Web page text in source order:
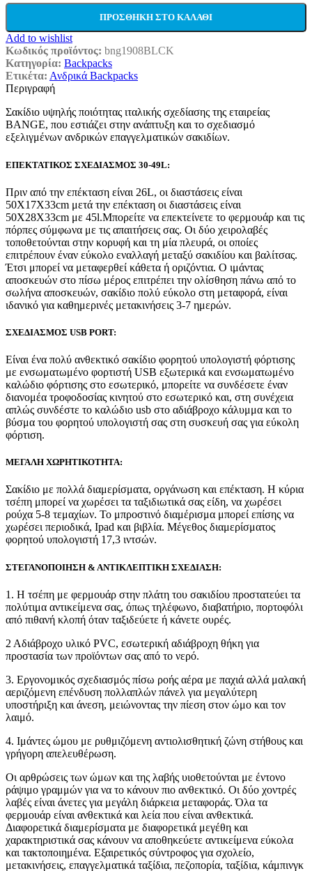
ΠΡΟΣΘΉΚΗ ΣΤΟ ΚΑΛΆΘΙ
Add to wishlist
Κωδικός προϊόντος: bng1908BLCK
Κατηγορία: Backpacks
Ετικέτα: Ανδρικά Backpacks
Περιγραφή
Σακίδιο υψηλής ποιότητας ιταλικής σχεδίασης της εταιρείας
BANGE, που εστιάζει στην ανάπτυξη και το σχεδιασμό
εξελιγμένων ανδρικών επαγγελματικών σακιδίων.
ΕΠΕΚΤΑΤΙΚΟΣ ΣΧΕΔΙΑΣΜΟΣ 30-49L:
Πριν από την επέκταση είναι 26L, οι διαστάσεις είναι
50X17X33cm μετά την επέκταση οι διαστάσεις είναι
50X28X33cm με 45l.Μπορείτε να επεκτείνετε το φερμουάρ και τις
πόρπες σύμφωνα με τις απαιτήσεις σας. Οι δύο χειρολαβές
τοποθετούνται στην κορυφή και τη μία πλευρά, οι οποίες
επιτρέπουν έναν εύκολο εναλλαγή μεταξύ σακιδίου και βαλίτσας.
Έτσι μπορεί να μεταφερθεί κάθετα ή οριζόντια. Ο ιμάντας
αποσκευών στο πίσω μέρος επιτρέπει την ολίσθηση πάνω από το
σωλήνα αποσκευών, σακίδιο πολύ εύκολο στη μεταφορά, είναι
ιδανικό για καθημερινές μετακινήσεις 3-7 ημερών.
ΣΧΕΔΙΑΣΜΟΣ USB PORT:
Είναι ένα πολύ ανθεκτικό σακίδιο φορητού υπολογιστή φόρτισης
με ενσωματωμένο φορτιστή USB εξωτερικά και ενσωματωμένο
καλώδιο φόρτισης στο εσωτερικό, μπορείτε να συνδέσετε έναν
διανομέα τροφοδοσίας κινητού στο εσωτερικό και, στη συνέχεια
απλώς συνδέστε το καλώδιο usb στο αδιάβροχο κάλυμμα και το
βύσμα του φορητού υπολογιστή σας στη συσκευή σας για εύκολη
φόρτιση.
ΜΕΓΑΛΗ ΧΩΡΗΤΙΚΟΤΗΤΑ:
Σακίδιο με πολλά διαμερίσματα, οργάνωση και επέκταση. Η κύρια
τσέπη μπορεί να χωρέσει τα ταξιδιωτικά σας είδη, να χωρέσει
ρούχα 5-8 τεμαχίων. Το μπροστινό διαμέρισμα μπορεί επίσης να
χωρέσει περιοδικά, Ipad και βιβλία. Μέγεθος διαμερίσματος
φορητού υπολογιστή 17,3 ιντσών.
ΣΤΕΓΑΝΟΠΟΙΗΣΗ & ΑΝΤΙΚΛΕΠΤΙΚΗ ΣΧΕΔΙΑΣΗ:
1. Η τσέπη με φερμουάρ στην πλάτη του σακιδίου προστατεύει τα
πολύτιμα αντικείμενα σας, όπως τηλέφωνο, διαβατήριο, πορτοφόλι
από πιθανή κλοπή όταν ταξιδεύετε ή κάνετε ουρές.
2 Αδιάβροχο υλικό PVC, εσωτερική αδιάβροχη θήκη για
προστασία των προϊόντων σας από το νερό.
3. Εργονομικός σχεδιασμός πίσω ροής αέρα με παχιά αλλά μαλακή
αεριζόμενη επένδυση πολλαπλών πάνελ για μεγαλύτερη
υποστήριξη και άνεση, μειώνοντας την πίεση στον ώμο και τον
λαιμό.
4. Ιμάντες ώμου με ρυθμιζόμενη αντιολισθητική ζώνη στήθους και
γρήγορη απελευθέρωση.
Οι αρθρώσεις των ώμων και της λαβής υιοθετούνται με έντονο
ράψιμο γραμμών για να το κάνουν πιο ανθεκτικό. Οι δύο χοντρές
λαβές είναι άνετες για μεγάλη διάρκεια μεταφοράς. Όλα τα
φερμουάρ είναι ανθεκτικά και λεία που είναι ανθεκτικά.
Διαφορετικά διαμερίσματα με διαφορετικά μεγέθη και
χαρακτηριστικά σας κάνουν να αποθηκεύετε αντικείμενα εύκολα
και τακτοποιημένα. Εξαιρετικός σύντροφος για σχολείο,
μετακινήσεις, επαγγελματικά ταξίδια, πεζοπορία, ταξίδια, κάμπινγκ